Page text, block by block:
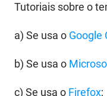
Tutoriais sobre o
a) Se usa o Google
b) Se usa o
c) Se usa o Firefox;